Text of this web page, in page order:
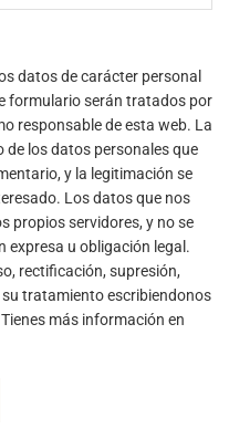
datos de carácter personal
formulario serán tratados por
responsable de esta web. La
los datos personales que
y la legitimación se
Los datos que nos
propios servidores, y no se
expresa u obligación legal.
rectificación, supresión,
tratamiento escribiendonos
Tienes más información en